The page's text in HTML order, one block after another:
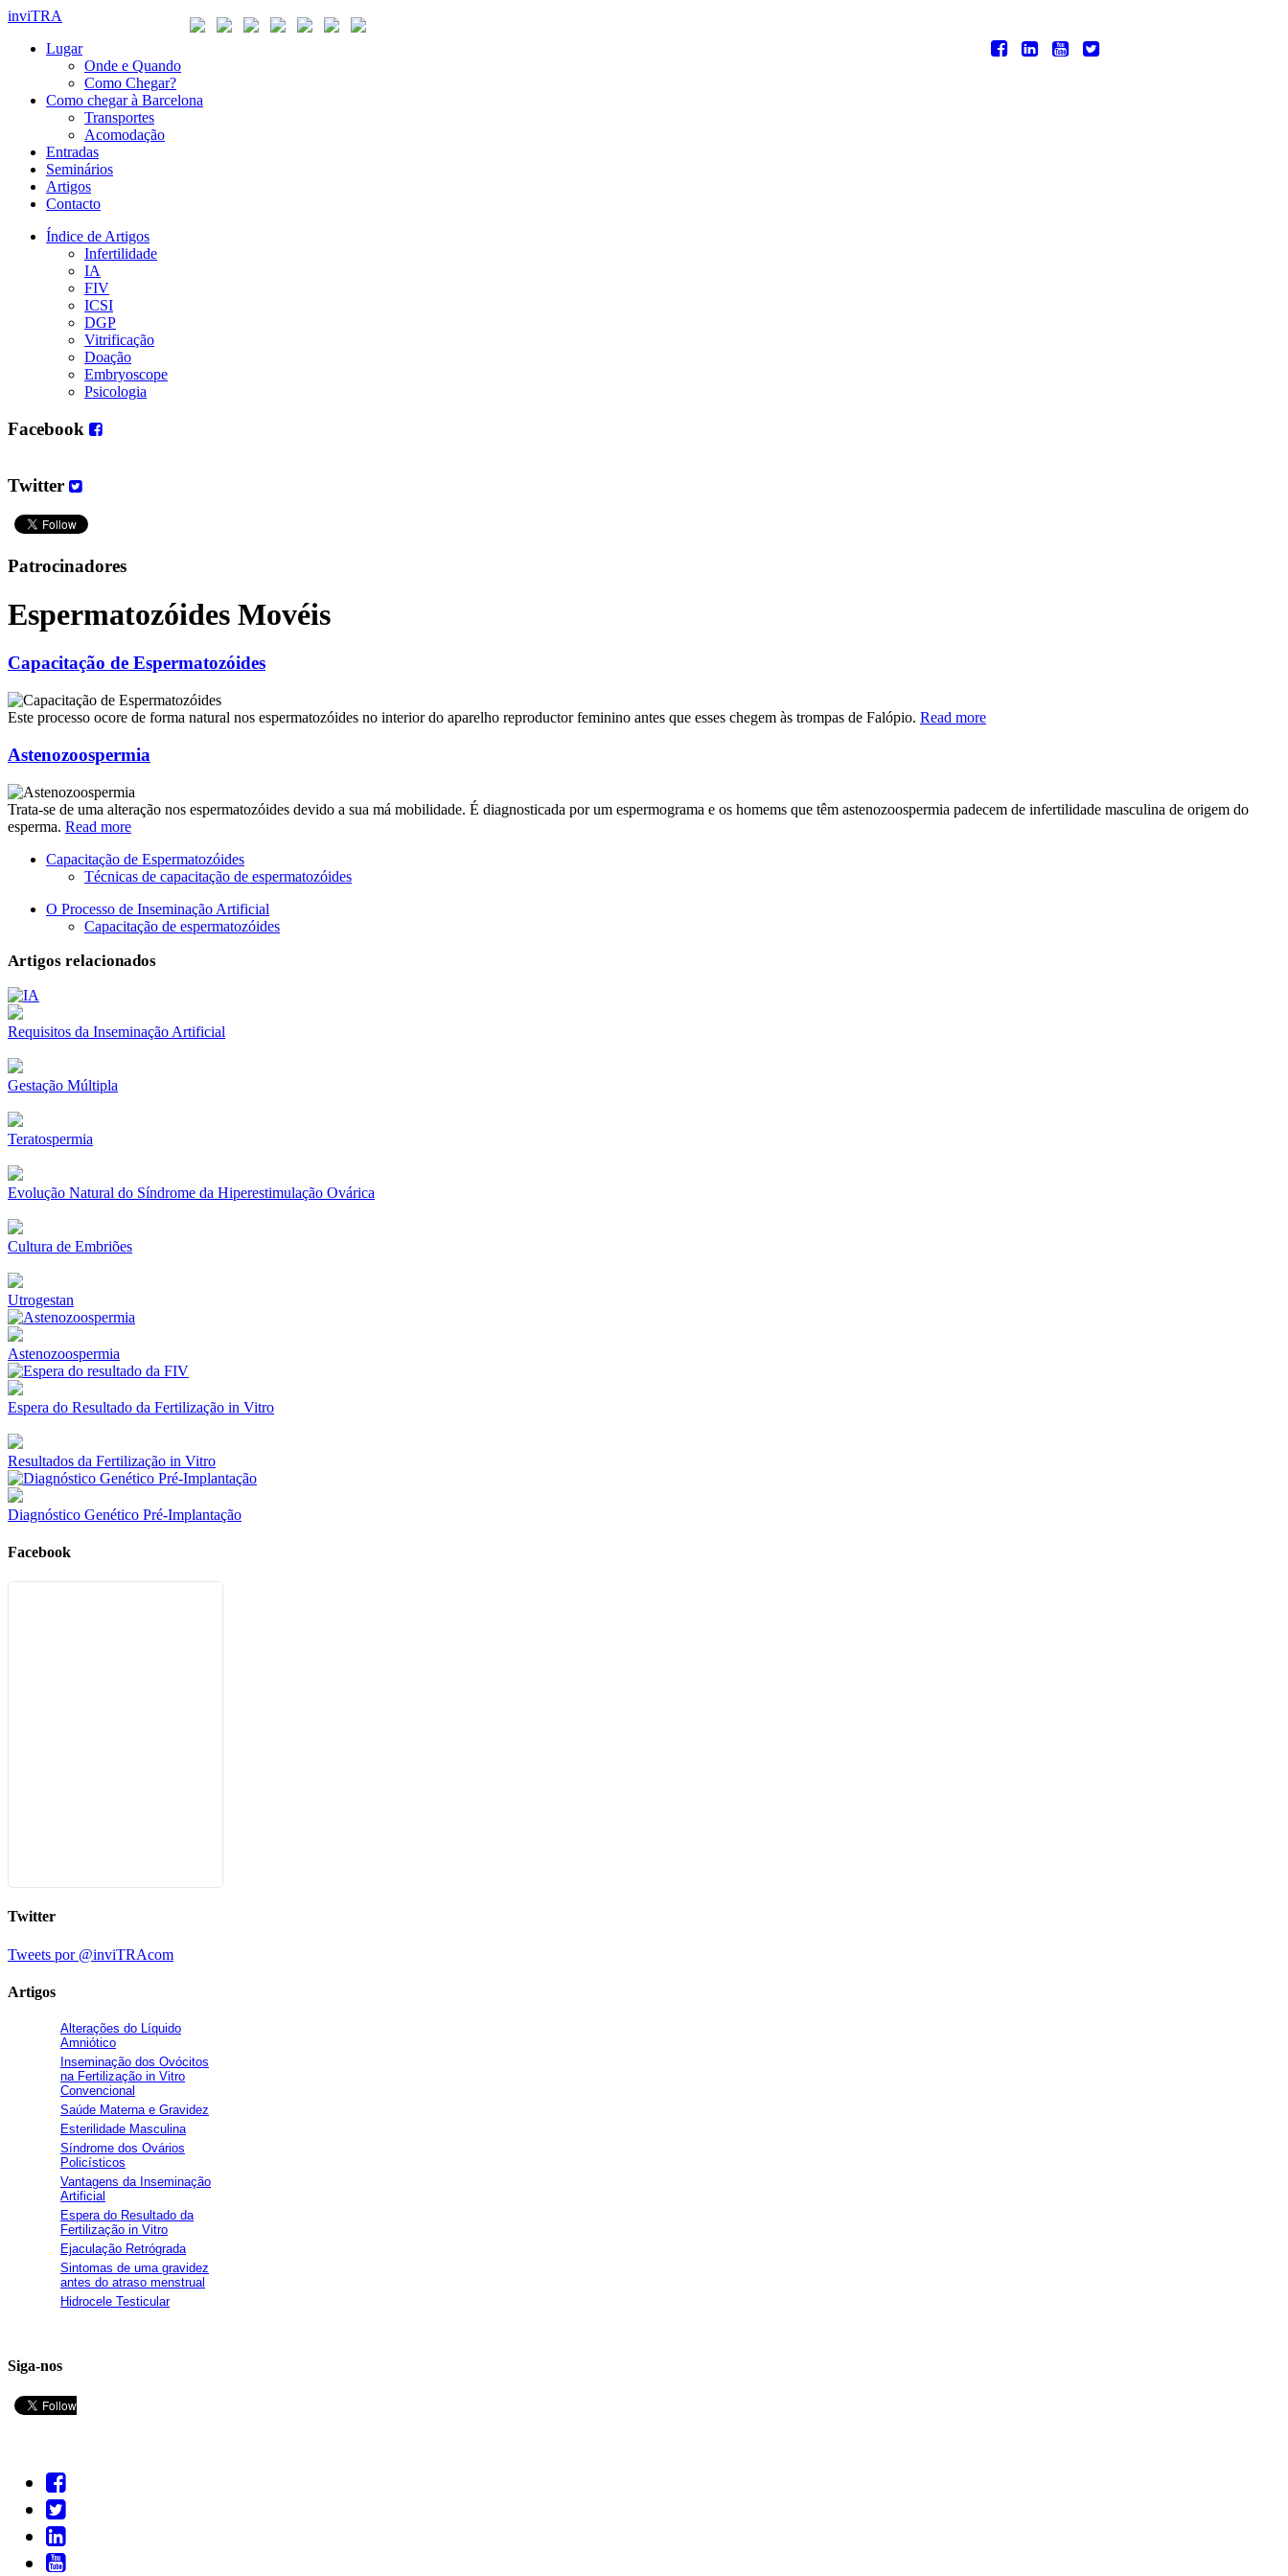
inviTRA
Lugar
Onde e Quando
Como Chegar?
Como chegar à Barcelona
Transportes
Acomodação
Entradas
Seminários
Artigos
Contacto
Índice de Artigos
Infertilidade
IA
FIV
ICSI
DGP
Vitrificação
Doação
Embryoscope
Psicologia
Facebook
Twitter
Patrocinadores
Espermatozóides Movéis
Capacitação de Espermatozóides
Este processo ocore de forma natural nos espermatozóides no interior do aparelho reproductor feminino antes que esses chegem às trompas de Falópio. Read more
Astenozoospermia
Trata-se de uma alteração nos espermatozóides devido a sua má mobilidade. É diagnosticada por um espermograma e os homems que têm astenozoospermia padecem de infertilidade masculina de origem do
esperma. Read more
Capacitação de Espermatozóides
Técnicas de capacitação de espermatozóides
O Processo de Inseminação Artificial
Capacitação de espermatozóides
Artigos relacionados
Requisitos da Inseminação Artificial
Gestação Múltipla
Teratospermia
Evolução Natural do Síndrome da Hiperestimulação Ovárica
Cultura de Embriões
Utrogestan
Astenozoospermia
Espera do Resultado da Fertilização in Vitro
Resultados da Fertilização in Vitro
Diagnóstico Genético Pré-Implantação
Facebook
Twitter
Tweets por @inviTRAcom
Artigos
Alterações do Líquido
Amniótico
Inseminação dos Ovócitos
na Fertilização in Vitro
Convencional
Saúde Materna e Gravidez
Esterilidade Masculina
Síndrome dos Ovários
Policísticos
Vantagens da Inseminação
Artificial
Espera do Resultado da
Fertilização in Vitro
Ejaculação Retrógrada
Sintomas de uma gravidez
antes do atraso menstrual
Hidrocele Testicular
Siga-nos